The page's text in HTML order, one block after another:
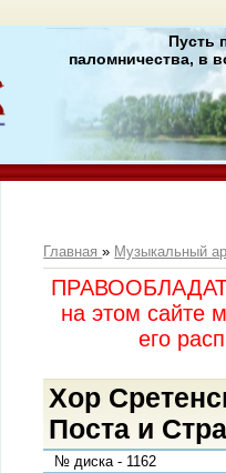
Пусть
паломничества, в
Главная» Музыкальный
на этом сайте
его
Хор
Поста и
№ диска - 1162